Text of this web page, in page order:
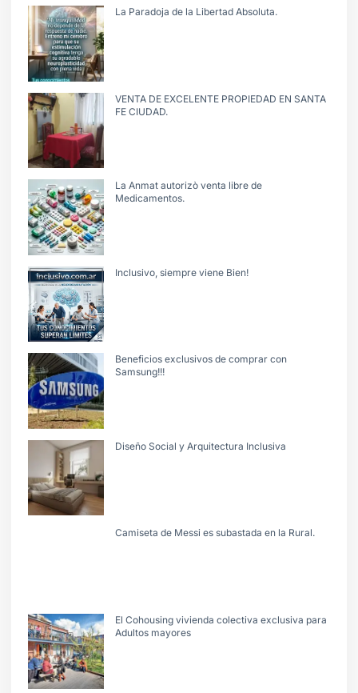
La Paradoja de la Libertad Absoluta.
VENTA DE EXCELENTE PROPIEDAD EN SANTA
FE CIUDAD.
La Anmat autorizò venta libre de
Medicamentos.
Inclusivo, siempre viene Bien!
Beneficios exclusivos de comprar con
Samsung!!!
Diseño Social y Arquitectura Inclusiva
Camiseta de Messi es subastada en la Rural.
El Cohousing vivienda colectiva exclusiva para
Adultos mayores